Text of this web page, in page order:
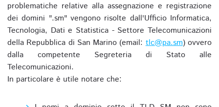
problematiche relative alla assegnazione e registrazione
dei domini ".sm" vengono risolte dall'Ufficio Informatica,
Tecnologia, Dati e Statistica - Settore Telecomunicazioni
della Repubblica di San Marino (email:tlc@pa.sm) ovvero
dalla competente Segreteria di Stato alle
Telecomunicazioni.
In particolare è utile notare che: